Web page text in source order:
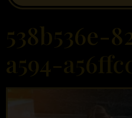
538b536e-
a594-